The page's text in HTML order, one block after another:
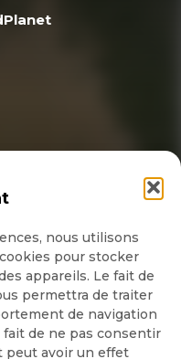
nous utilisons
pour stocker
appareils. Le fait de
permettra de traiter
de navigation
fait de ne pas consentir
peut avoir un effet